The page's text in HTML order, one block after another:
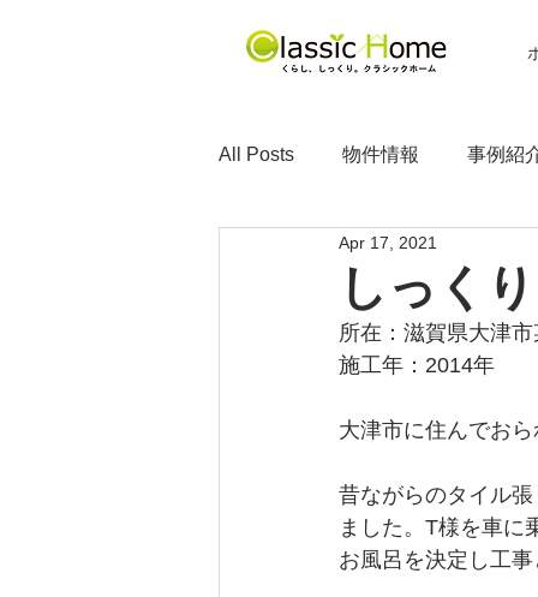
All Posts 物件情報 事例紹
しっく
Apr 17, 2021
所在：滋賀県大津
施工年：2014年
大津市に住んでお
昔ながらのタイル
ました。T様を車に
お風呂を決定し工